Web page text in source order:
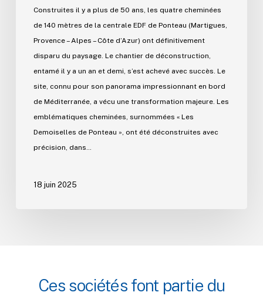
Construites il y a plus de 50 ans, les quatre cheminées
de 140 mètres de la centrale EDF de Ponteau (Martigues,
Provence – Alpes – Côte d’Azur) ont définitivement
disparu du paysage. Le chantier de déconstruction,
entamé il y a un an et demi, s’est achevé avec succès. Le
site, connu pour son panorama impressionnant en bord
de Méditerranée, a vécu une transformation majeure. Les
emblématiques cheminées, surnommées « Les
Demoiselles de Ponteau », ont été déconstruites avec
précision, dans…
18 juin 2025
Ces sociétés font partie du